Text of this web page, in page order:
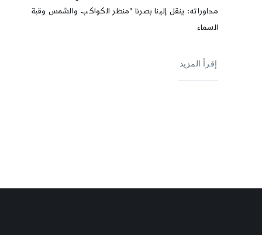
محاوراته: ينقل إلينا بصرنا "منظر الكواكب والشمس وقبة
السماء
إقرأ المزيد